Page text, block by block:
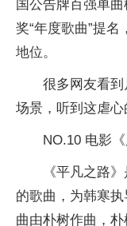
国公告牌百强单
奖“年度歌曲”提
地位。
很多网友看
场景，听到这虐心
NO.10 电影
《平凡之路
的歌曲，为韩寒
曲由朴树作曲，朴